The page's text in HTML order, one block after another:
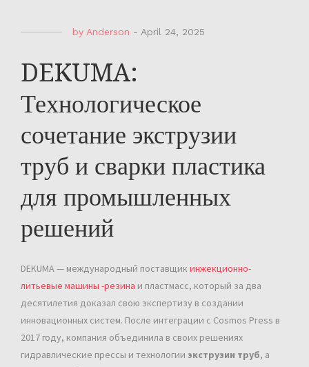
by Anderson - April 24, 2025
DEKUMA:
Технологическое
сочетание экструзии
труб и сварки пластика
для промышленных
решений
DEKUMA — международный поставщик инжекционно-
литьевые машины -резина и пластмасс, который за два
десятилетия доказал свою экспертизу в создании
инновационных систем. После интеграции с Cosmos Press в
2017 году, компания объединила в своих решениях
гидравлические прессы и технологии экструзии труб, а